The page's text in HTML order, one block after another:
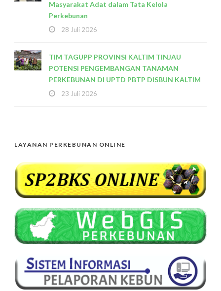
Masyarakat Adat dalam Tata Kelola
Perkebunan
28 Juli 2026
TIM TAGUPP PROVINSI KALTIM TINJAU
POTENSI PENGEMBANGAN TANAMAN
PERKEBUNAN DI UPTD PBTP DISBUN KALTIM
23 Juli 2026
LAYANAN PERKEBUNAN ONLINE